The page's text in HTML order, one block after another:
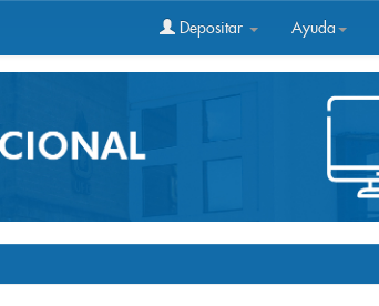
Depositar Ayuda